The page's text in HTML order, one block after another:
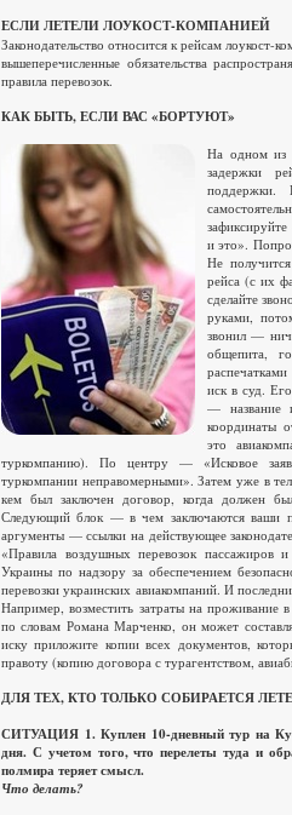
ЕСЛИ ЛЕТЕЛИ ЛОУКОСТ-КОМПАНИЕЙ
Законодательство относится к рейсам
вышеперечисленные обязательства
правила перевозок.
КАК БЫТЬ, ЕСЛИ ВАС «БОРТУЮТ»
На одном из
задержки
поддержки.
и это».
Не
рейса (с их
сделайте
руками,
звонил —
общепита,
иск в суд.
— название
координаты
это
туркомпанию). По центру — «Исковое
туркомпании неправомерными». Затем уже в
кем был заключен договор, когда должен
Следующий блок — в чем заключаются ваши
аргументы — ссылки на действующее
«Правила воздушных перевозок пассажиров
Украины по надзору за обеспечением
перевозки украинских авиакомпаний. И
Например, возместить затраты на
по словам Романа Марченко, он может
иску приложите копии всех документов,
правоту (копию договора с турагентством,
ДЛЯ ТЕХ, КТО ТОЛЬКО СОБИРАЕТСЯ
СИТУАЦИЯ 1. Куплен 10-дневный тур на
дня. С учетом того, что перелеты туда и
полмира теряет смысл.
Что делать?